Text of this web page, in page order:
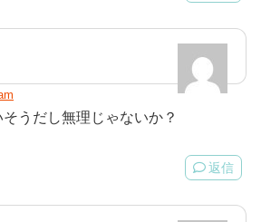
うだし無理じゃないか？
返信